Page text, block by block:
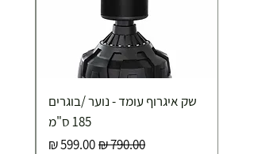
איסוף עצמי ללא עלות מסניף טבריה . רחוב העצמאות 5
מוצרי כושר ( בלבד) ניתן לאסוף ממחסני החברה בת"א
שק איגרוף עומד - נוער /בוגרים
185 ס"מ
מחיר רגילמחיר מבצע